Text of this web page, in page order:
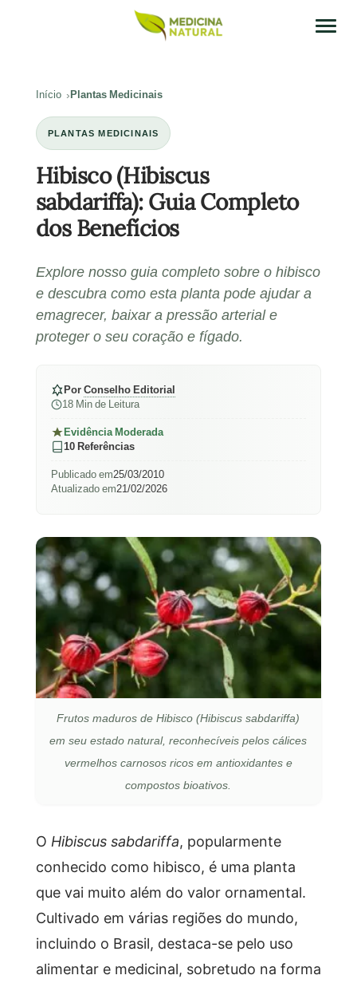
Início Plantas Medicinais
PLANTAS MEDICINAIS
Hibisco (Hibiscus
sabdariffa): Guia Completo
dos Benefícios
Explore nosso guia completo sobre o hibisco
e descubra como esta planta pode ajudar a
emagrecer, baixar a pressão arterial e
proteger o seu coração e fígado.
PorConselho Editorial
18 Min de Leitura
Evidência Moderada
10 Referências
Publicado em25/03/2010
Atualizado em21/02/2026
Frutos maduros de Hibisco (Hibiscus sabdariffa)
em seu estado natural, reconhecíveis pelos cálices
vermelhos carnosos ricos em antioxidantes e
compostos bioativos.
O Hibiscus sabdariffa, popularmente
conhecido como hibisco, é uma planta
que vai muito além do valor ornamental.
Cultivado em várias regiões do mundo,
incluindo o Brasil, destaca-se pelo uso
alimentar e medicinal, sobretudo na forma